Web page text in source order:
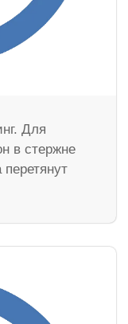
Для
в стержне